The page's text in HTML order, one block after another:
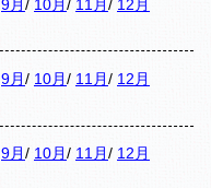
9月 / 10月 / 11月 / 12月
9月 / 10月 / 11月 / 12月
9月 / 10月 / 11月 / 12月